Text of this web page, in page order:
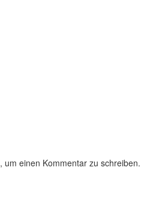
, um einen Kommentar zu schreiben.